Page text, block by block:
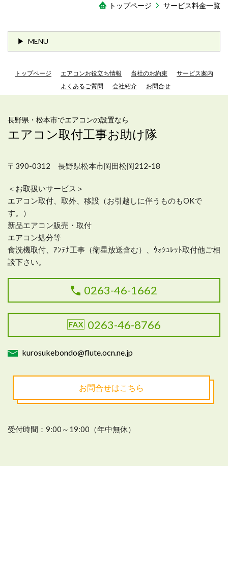
トップページ サービス料金一覧
MENU
トップページ エアコンお役立ち情報 当社のお約束
サービス案内
よくあるご質問
会社紹介 お問合せ
長野県・松本市でエアコンの設置なら
エアコン取付工事お助け隊
〒390-0312 長野県松本市岡田松岡212-18
＜お取扱いサービス＞
エアコン取付、取外、移設（お引越しに伴うものもOKで
す。）
新品エアコン販売・取付
エアコン処分等
食洗機取付、ｱﾝﾃﾅ工事（衛星放送含む）、ｳｫｼｭﾚｯﾄ取付他ご相
談下さい。
0263-46-1662
0263-46-8766
kurosukebondo@flute.ocn.ne.jp
お問合せはこちら
受付時間：9:00～19:00（年中無休）